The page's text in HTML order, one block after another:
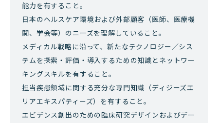
能力を有すること。
日本のヘルスケア環境および外部顧客（医師、医療機
関、学会等）のニーズを理解していること。
メディカル戦略に沿って、新たなテクノロジー／シス
テムを探索・評価・導入するための知識とネットワー
キングスキルを有すること。
担当疾患領域に関する充分な専門知識（ディジーズエ
リアエキスパティーズ）を有すること。
エビデンス創出のための臨床研究デザインおよびデー